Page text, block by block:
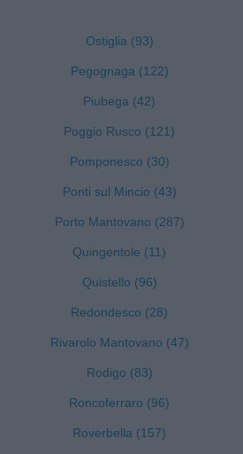
Ostiglia (93)
Pegognaga (122)
Piubega (42)
Poggio Rusco (121)
Pomponesco (30)
Ponti sul Mincio (43)
Porto Mantovano (287)
Quingentole (11)
Quistello (96)
Redondesco (28)
Rivarolo Mantovano (47)
Rodigo (83)
Roncoferraro (96)
Roverbella (157)